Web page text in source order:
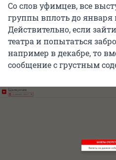
Со слов уфимцев, все
группы вплоть до
Действительно, если
театра и попытаться
например в декабре, то
сообщение с грустным